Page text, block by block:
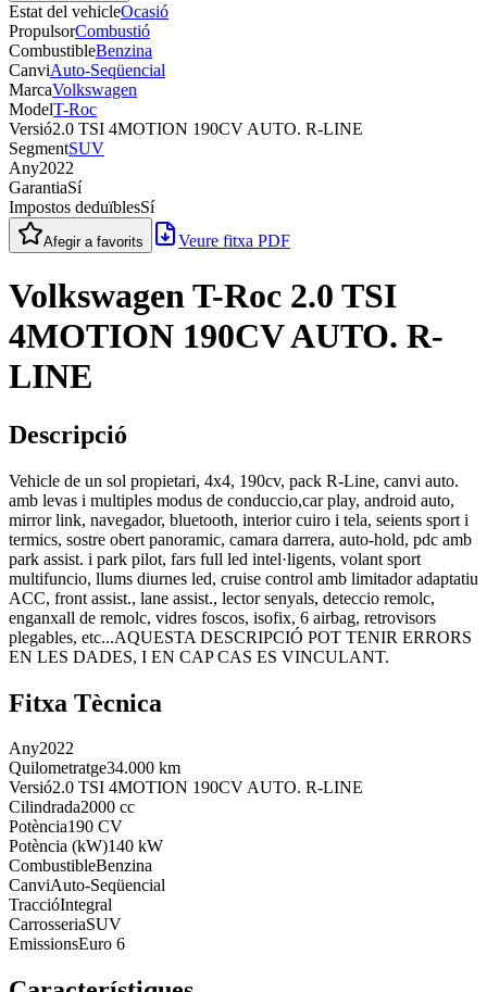
Estat del vehicleOcasió
PropulsorCombustió
CombustibleBenzina
CanviAuto-Seqüencial
MarcaVolkswagen
ModelT-Roc
Versió2.0 TSI 4MOTION 190CV AUTO. R-LINE
SegmentSUV
Any2022
GarantiaSí
Impostos deduïblesSí
Afegir a favorits Veure fitxa PDF
Volkswagen T-Roc 2.0 TSI
4MOTION 190CV AUTO. R-
LINE
Descripció
Vehicle de un sol propietari, 4x4, 190cv, pack R-Line, canvi auto.
amb levas i multiples modus de conduccio,car play, android auto,
mirror link, navegador, bluetooth, interior cuiro i tela, seients sport i
termics, sostre obert panoramic, camara darrera, auto-hold, pdc amb
park assist. i park pilot, fars full led intel·ligents, volant sport
multifuncio, llums diurnes led, cruise control amb limitador adaptatiu
ACC, front assist., lane assist., lector senyals, deteccio remolc,
enganxall de remolc, vidres foscos, isofix, 6 airbag, retrovisors
plegables, etc...AQUESTA DESCRIPCIÓ POT TENIR ERRORS
EN LES DADES, I EN CAP CAS ES VINCULANT.
Fitxa Tècnica
Any2022
Quilometratge34.000 km
Versió2.0 TSI 4MOTION 190CV AUTO. R-LINE
Cilindrada2000 cc
Potència190 CV
Potència (kW)140 kW
CombustibleBenzina
CanviAuto-Seqüencial
TraccióIntegral
CarrosseriaSUV
EmissionsEuro 6